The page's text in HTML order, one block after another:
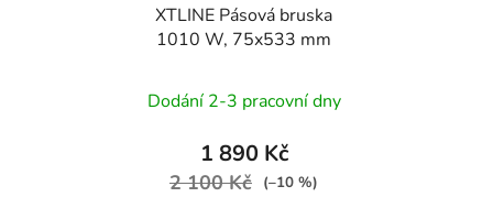
XTLINE Pásová bruska
1010 W, 75x533 mm
Dodání 2-3 pracovní dny
1 890 Kč
2 100 Kč (–10 %)